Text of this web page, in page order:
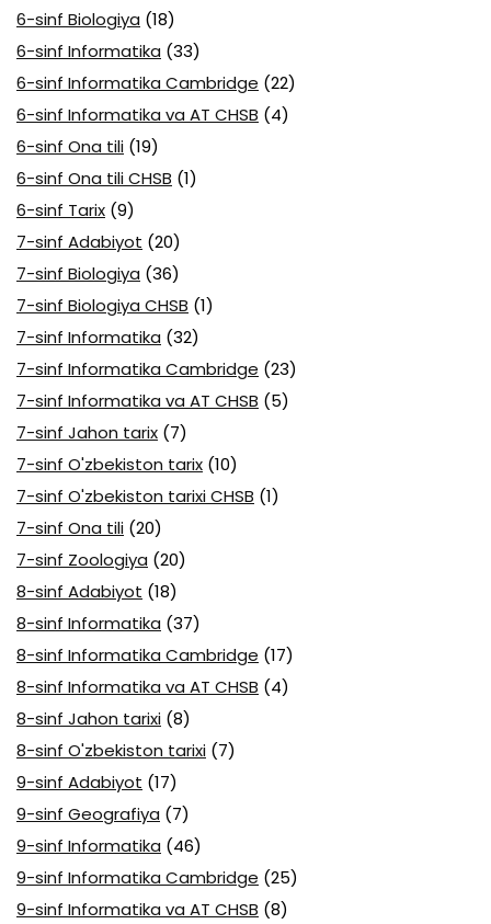
6-sinf Biologiya (18)
6-sinf Informatika (33)
6-sinf Informatika Cambridge (22)
6-sinf Informatika va AT CHSB (4)
6-sinf Ona tili (19)
6-sinf Ona tili CHSB (1)
6-sinf Tarix (9)
7-sinf Adabiyot (20)
7-sinf Biologiya (36)
7-sinf Biologiya CHSB (1)
7-sinf Informatika (32)
7-sinf Informatika Cambridge (23)
7-sinf Informatika va AT CHSB (5)
7-sinf Jahon tarix (7)
7-sinf O'zbekiston tarix (10)
7-sinf O'zbekiston tarixi CHSB (1)
7-sinf Ona tili (20)
7-sinf Zoologiya (20)
8-sinf Adabiyot (18)
8-sinf Informatika (37)
8-sinf Informatika Cambridge (17)
8-sinf Informatika va AT CHSB (4)
8-sinf Jahon tarixi (8)
8-sinf O'zbekiston tarixi (7)
9-sinf Adabiyot (17)
9-sinf Geografiya (7)
9-sinf Informatika (46)
9-sinf Informatika Cambridge (25)
9-sinf Informatika va AT CHSB (8)